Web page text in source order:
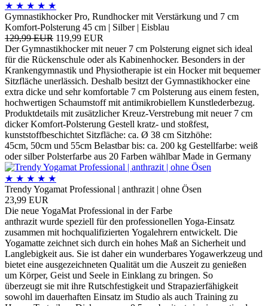
★ ★ ★ ★ ★
Gymnastikhocker Pro, Rundhocker mit Verstärkung und 7 cm
Komfort-Polsterung 45 cm | Silber | Eisblau
129,99 EUR 119,99 EUR
Der Gymnastikhocker mit neuer 7 cm Polsterung eignet sich ideal
für die Rückenschule oder als Kabinenhocker. Besonders in der
Krankengymnastik und Physiotherapie ist ein Hocker mit bequemer
Sitzfläche unerlässich. Deshalb besitzt der Gymnastikhocker eine
extra dicke und sehr komfortable 7 cm Polsterung aus einem festen,
hochwertigen Schaumstoff mit antimikrobiellem Kunstlederbezug.
Produktdetails mit zusätzlicher Kreuz-Verstrebung mit neuer 7 cm
dicker Komfort-Polsterung Gestell kratz- und stoßfest,
kunststoffbeschichtet Sitzfläche: ca. Ø 38 cm Sitzhöhe:
45cm, 50cm und 55cm Belastbar bis: ca. 200 kg Gestellfarbe: weiß
oder silber Polsterfarbe aus 20 Farben wählbar Made in Germany
★ ★ ★ ★ ★
Trendy Yogamat Professional | anthrazit | ohne Ösen
23,99 EUR
Die neue YogaMat Professional in der Farbe
anthrazit wurde speziell für den professionellen Yoga-Einsatz
zusammen mit hochqualifizierten Yogalehrern entwickelt. Die
Yogamatte zeichnet sich durch ein hohes Maß an Sicherheit und
Langlebigkeit aus. Sie ist daher ein wunderbares Yogawerkzeug und
bietet eine ausgezeichneten Qualität um die Auszeit zu genießen
um Körper, Geist und Seele in Einklang zu bringen. So
überzeugt sie mit ihre Rutschfestigkeit und Strapazierfähigkeit
sowohl im dauerhaften Einsatz im Studio als auch Training zu